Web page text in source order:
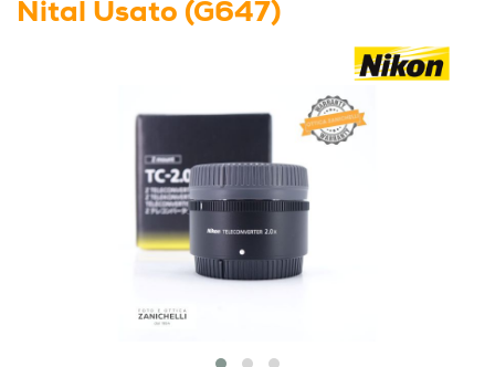
Nital Usato (G647)